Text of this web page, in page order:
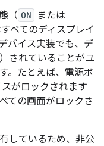
（ ON または
べてのディスプレイ
バイス実装でも、デ
されていることがユ
。たとえば、電源ボ
がロックされます
ての画面がロックさ
しているため、非公